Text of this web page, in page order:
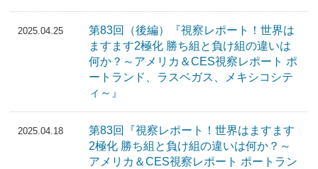
2025.04.25
第83回（後編）『視察レポート！世界は
ますます2極化 勝ち組と負け組の違いは
何か？～アメリカ＆CES視察レポート ポ
ートランド、ラスベガス、メキシコシテ
ィ～』
2025.04.18
第83回『視察レポート！世界はますます
2極化 勝ち組と負け組の違いは何か？～
アメリカ＆CES視察レポート ポートラン